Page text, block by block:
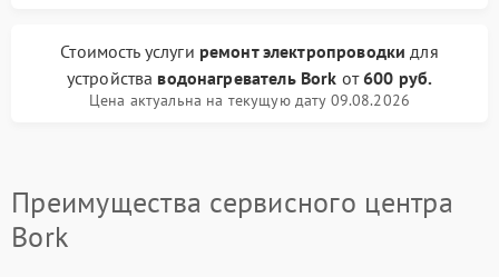
Стоимость услуги ремонт электропроводки для
устройства водонагреватель Bork от600 руб.
Цена актуальна на текущую дату 09.08.2026
Преимущества сервисного центра
Bork